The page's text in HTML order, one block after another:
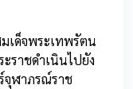
เด็จพระเทพรัตน
ราชดำเนินไปยัง
จุฬาภรณ์ราช